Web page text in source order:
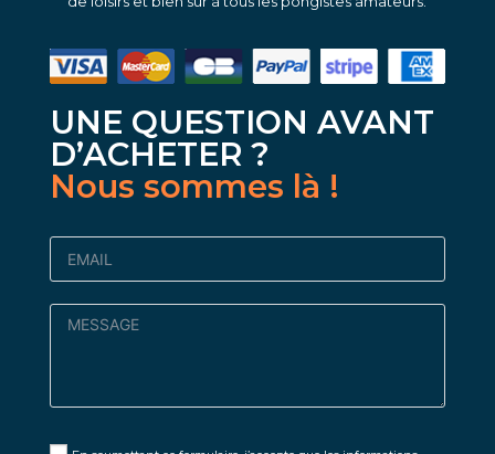
UNE QUESTION AVANT
D’ACHETER ?
Nous sommes là !